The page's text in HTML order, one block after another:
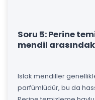
Soru 5: Perine
mendil
Islak mendiller
parfümlüdür, bu da